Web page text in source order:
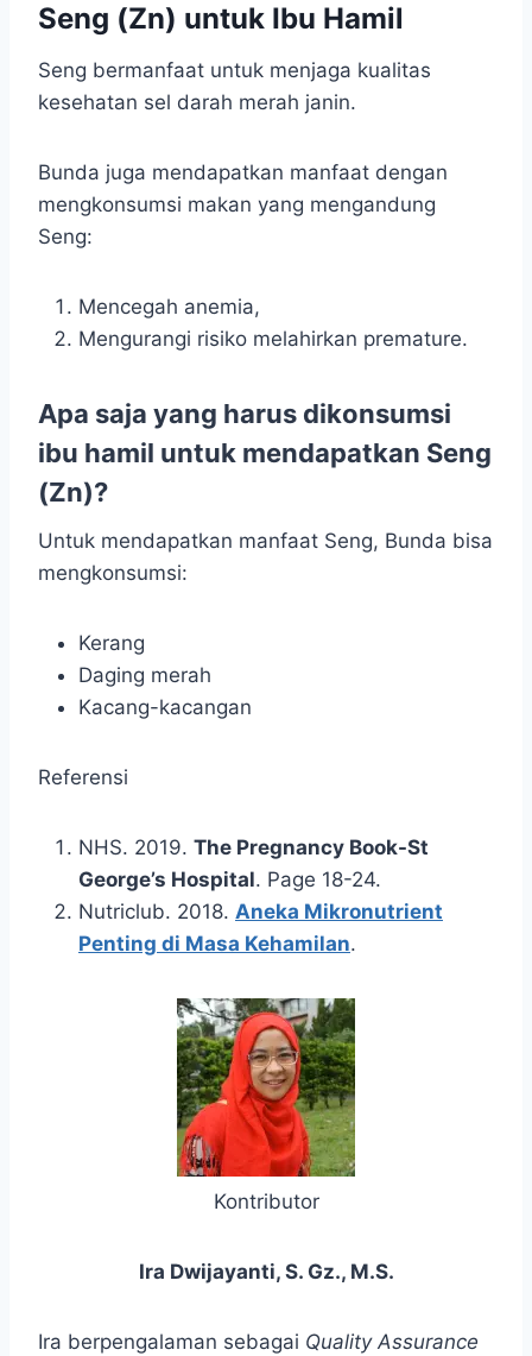
Seng (Zn) untuk Ibu Hamil
Seng bermanfaat untuk menjaga kualitas
kesehatan sel darah merah janin.
Bunda juga mendapatkan manfaat dengan
mengkonsumsi makan yang mengandung
Seng:
Mencegah anemia,
Mengurangi risiko melahirkan premature.
Apa saja yang harus dikonsumsi
ibu hamil untuk mendapatkan Seng
(Zn)?
Untuk mendapatkan manfaat Seng, Bunda bisa
mengkonsumsi:
Kerang
Daging merah
Kacang-kacangan
Referensi
NHS. 2019. The Pregnancy Book-St
George’s Hospital. Page 18-24.
Nutriclub. 2018. Aneka Mikronutrient
Penting di Masa Kehamilan.
Kontributor
Ira Dwijayanti, S. Gz., M.S.
Ira berpengalaman sebagai Quality Assurance